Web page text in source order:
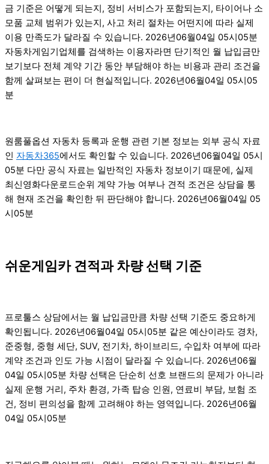
금 기준은 어떻게 되는지, 정비 서비스가 포함되는지, 타이어나 소
모품 교체 범위가 있는지, 사고 처리 절차는 어떤지에 따라 실제
이용 만족도가 달라질 수 있습니다. 2026년06월04일 05시05분
자동차게임기업체를 검색하는 이용자라면 단기적인 월 납입금만
보기보다 전체 계약 기간 동안 부담해야 하는 비용과 관리 조건을
함께 살펴보는 편이 더 현실적입니다. 2026년06월04일 05시05
분
원룸풀옵션 자동차 등록과 운행 관련 기본 정보는 외부 공식 자료
인 자동차365에서도 확인할 수 있습니다. 2026년06월04일 05시
05분 다만 공식 자료는 일반적인 자동차 정보이기 때문에, 실제
최신영화다운로드순위 계약 가능 여부나 견적 조건은 상담을 통
해 현재 조건을 확인한 뒤 판단해야 합니다. 2026년06월04일 05
시05분
쉬운게임카 견적과 차량 선택 기준
프로툴스 상담에서는 월 납입금만큼 차량 선택 기준도 중요하게
확인됩니다. 2026년06월04일 05시05분 같은 예산이라도 경차,
준중형, 중형 세단, SUV, 전기차, 하이브리드, 수입차 여부에 따라
계약 조건과 인도 가능 시점이 달라질 수 있습니다. 2026년06월
04일 05시05분 차량 선택은 단순히 선호 브랜드의 문제가 아니라
실제 운행 거리, 주차 환경, 가족 탑승 인원, 연료비 부담, 보험 조
건, 정비 편의성을 함께 고려해야 하는 영역입니다. 2026년06월
04일 05시05분